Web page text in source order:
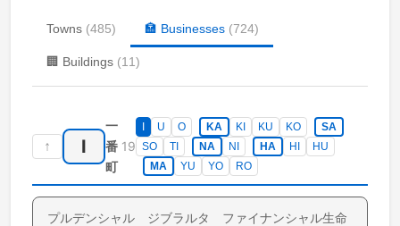
Towns (485) 🏣 Businesses (724)
🏢 Buildings (11)
↑ I
一
番
町
19
I U O KA KI KU KO
SA
SO
TI NA NI HA HI
HU
MA
YU YO RO
プルデンシャル ジブラルタ ファイナンシャル生命